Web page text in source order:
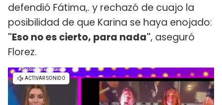
defendió Fátima,. y rechazó de cuajo la
posibilidad de que Karina se haya enojado:
"Eso no es cierto, para nada", aseguró
Florez.